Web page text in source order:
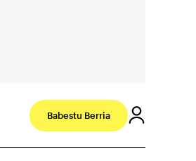
Babestu Berria